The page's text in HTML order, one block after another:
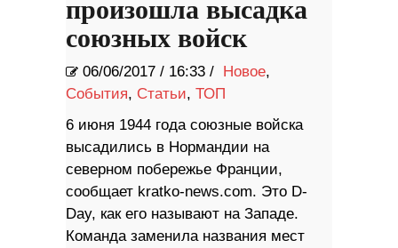
произошла высадка
союзных войск
06/06/2017 / 16:33 / Новое,
События, Статьи, ТОП
6 июня 1944 года союзные войска
высадились в Нормандии на
северном побережье Франции,
сообщает kratko-news.com. Это D-
Day, как его называют на Западе.
Команда заменила названия мест